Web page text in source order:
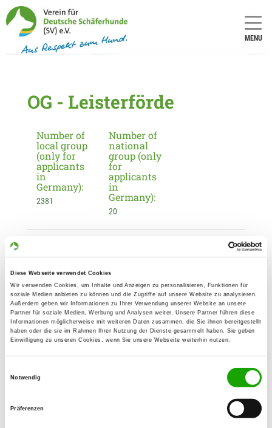
Diese Webseite verwendet Cookies
Wir verwenden Cookies, um Inhalte und Anzeigen zu personalisieren, Funktionen für
soziale Medien anbieten zu können und die Zugriffe auf unsere Website zu analysieren.
Außerdem geben wir Informationen zu Ihrer Verwendung unserer Website an unsere
Partner für soziale Medien, Werbung und Analysen weiter. Unsere Partner führen diese
Informationen möglicherweise mit weiteren Daten zusammen, die Sie ihnen bereitgestellt
haben oder die sie im Rahmen Ihrer Nutzung der Dienste gesammelt haben. Sie geben
Einwilligung zu unseren Cookies, wenn Sie unsere Webseite weiterhin nutzen.
Notwendig
Präferenzen
MENU
OG - Leisterförde
Number of
local group
(only for
applicants
in
Germany):
2381
Number of
national
group (only
for
applicants
in
Germany):
20
Contact:
Regina Meister
Lüttenmarker Str. 2
19258 Leisterförde
Training ground:
Handy: